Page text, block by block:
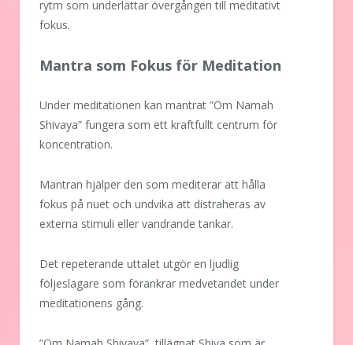
rytm som underlättar övergången till meditativt
fokus.
Mantra som Fokus för Meditation
Under meditationen kan mantrat ”Om Namah
Shivaya” fungera som ett kraftfullt centrum för
koncentration.
Mantran hjälper den som mediterar att hålla
fokus på nuet och undvika att distraheras av
externa stimuli eller vandrande tankar.
Det repeterande uttalet utgör en ljudlig
följeslagare som förankrar medvetandet under
meditationens gång.